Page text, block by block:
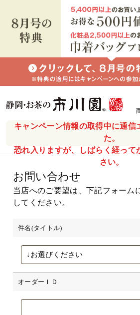
キャンペーン情報の取得中に通信
た。
恐れ入りますが、しばらく経って
さい。
お問い合わせ
当店へのご要望は、下記フォーム
してください。
件名(タイトル)
オーダーＩＤ